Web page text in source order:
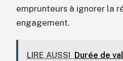
emprunteurs à ignorer la
engagement.
LIRE AUSSI
Durée de